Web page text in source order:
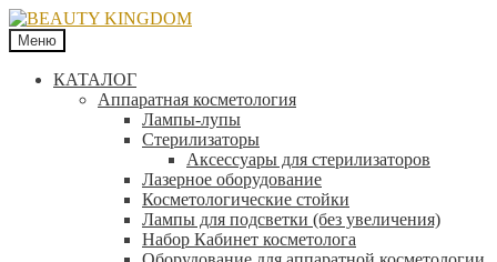
Меню
КАТАЛОГ
Аппаратная косметология
Лампы-лупы
Стерилизаторы
Аксессуары для стерилизаторов
Лазерное оборудование
Косметологические стойки
Лампы для подсветки (без увеличения)
Набор Кабинет косметолога